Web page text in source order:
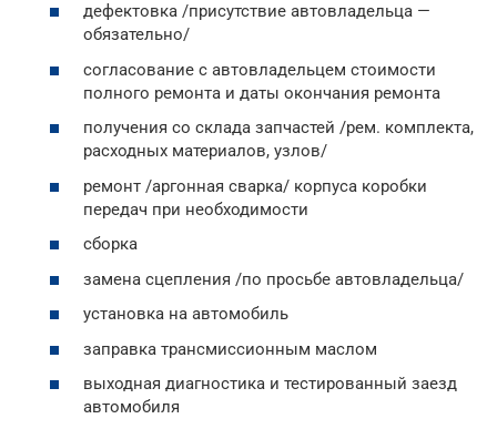
дефектовка /присутствие автовладельца —
обязательно/
согласование с автовладельцем стоимости
полного ремонта и даты окончания ремонта
получения со склада запчастей /рем. комплекта,
расходных материалов, узлов/
ремонт /аргонная сварка/ корпуса коробки
передач при необходимости
сборка
замена сцепления /по просьбе автовладельца/
установка на автомобиль
заправка трансмиссионным маслом
выходная диагностика и тестированный заезд
автомобиля